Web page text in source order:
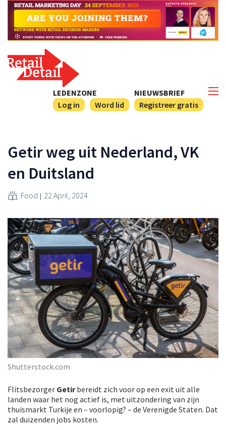
NIEUWSBRIEF
Registreer gratis
LEDENZONE
Log in
Word lid
Getir weg uit Nederland, VK
en Duitsland
Food 22 April, 2024
Shutterstock.com
Flitsbezorger Getirbereidt zich voor op een exit uit alle
landen waar het nog actief is, met uitzondering van zijn
thuismarkt Turkije en – voorlopig? – de Verenigde Staten. Dat
zal duizenden jobs kosten.